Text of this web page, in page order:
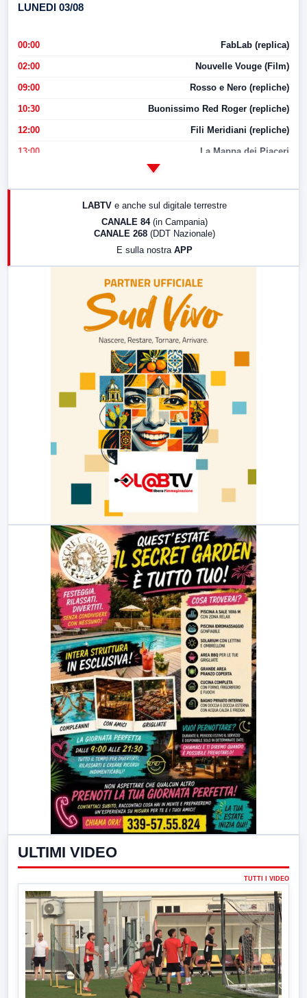
LUNEDI 03/08
00:00 FabLab (replica)
02:00 Nouvelle Vouge (Film)
09:00 Rosso e Nero (repliche)
10:30 Buonissimo Red Roger (repliche)
12:00 Fili Meridiani (repliche)
13:00 La Mappa dei Piaceri
LABTV e anche sul digitale terrestre
CANALE 84 (in Campania)
CANALE 268 (DDT Nazionale)
E sulla nostra APP
ULTIMI VIDEO
TUTTI I VIDEO